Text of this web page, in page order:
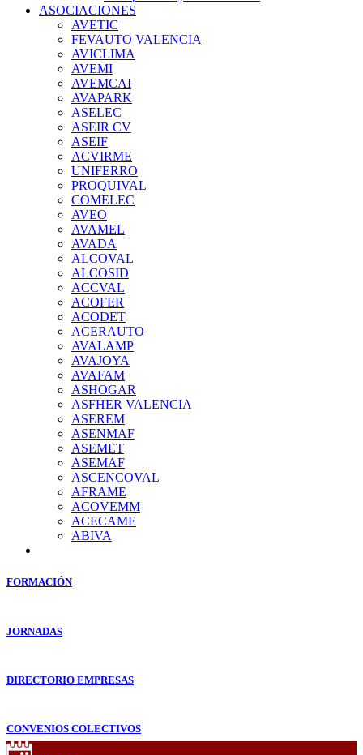
ASOCIACIONES
AVETIC
FEVAUTO VALENCIA
AVICLIMA
AVEMI
AVEMCAI
AVAPARK
ASELEC
ASEIR CV
ASEIF
ACVIRME
UNIFERRO
PROQUIVAL
COMELEC
AVEO
AVAMEL
AVADA
ALCOVAL
ALCOSID
ACCVAL
ACOFER
ACODET
ACERAUTO
AVALAMP
AVAJOYA
AVAFAM
ASHOGAR
ASFHER VALENCIA
ASEREM
ASENMAF
ASEMET
ASEMAF
ASCENCOVAL
AFRAME
ACOVEMM
ACECAME
ABIVA
FORMACIÓN
JORNADAS
DIRECTORIO EMPRESAS
CONVENIOS COLECTIVOS